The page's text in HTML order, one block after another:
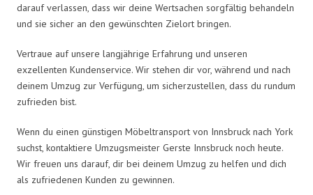
darauf verlassen, dass wir deine Wertsachen sorgfältig behandeln
und sie sicher an den gewünschten Zielort bringen.
Vertraue auf unsere langjährige Erfahrung und unseren
exzellenten Kundenservice. Wir stehen dir vor, während und nach
deinem Umzug zur Verfügung, um sicherzustellen, dass du rundum
zufrieden bist.
Wenn du einen günstigen Möbeltransport von Innsbruck nach York
suchst, kontaktiere Umzugsmeister Gerste Innsbruck noch heute.
Wir freuen uns darauf, dir bei deinem Umzug zu helfen und dich
als zufriedenen Kunden zu gewinnen.